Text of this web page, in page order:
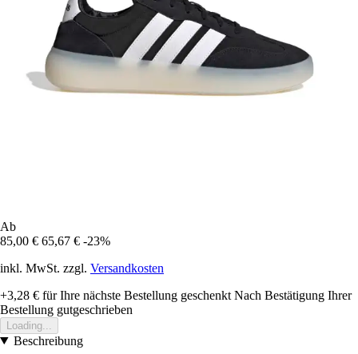
Ab
85,00 € 65,67 € -23%
inkl. MwSt. zzgl. Versandkosten
+3,28 € für Ihre nächste Bestellung geschenkt Nach Bestätigung Ihrer
Bestellung gutgeschrieben
Loading...
Beschreibung